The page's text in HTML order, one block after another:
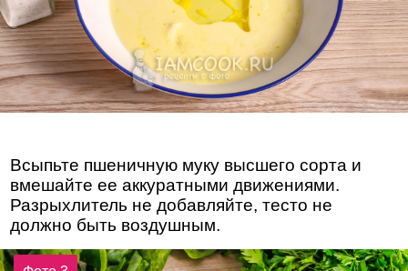
Всыпьте пшеничную муку высшего сорта и
вмешайте ее аккуратными движениями.
Разрыхлитель не добавляйте, тесто не
должно быть воздушным.